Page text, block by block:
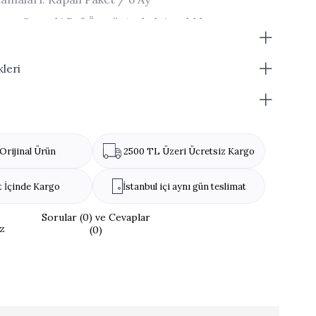
Sonraki Raf Ömrü: Ambalaj açıldıktan sonra
stok durumuna göre değişiklik gösterebilir.
Ürün 2500 TL Üzeri Ücretsiz Kargo
İçinde Kargo İstanbul içi aynı gün teslimat
Sorular (0) ve Cevaplar
(0)